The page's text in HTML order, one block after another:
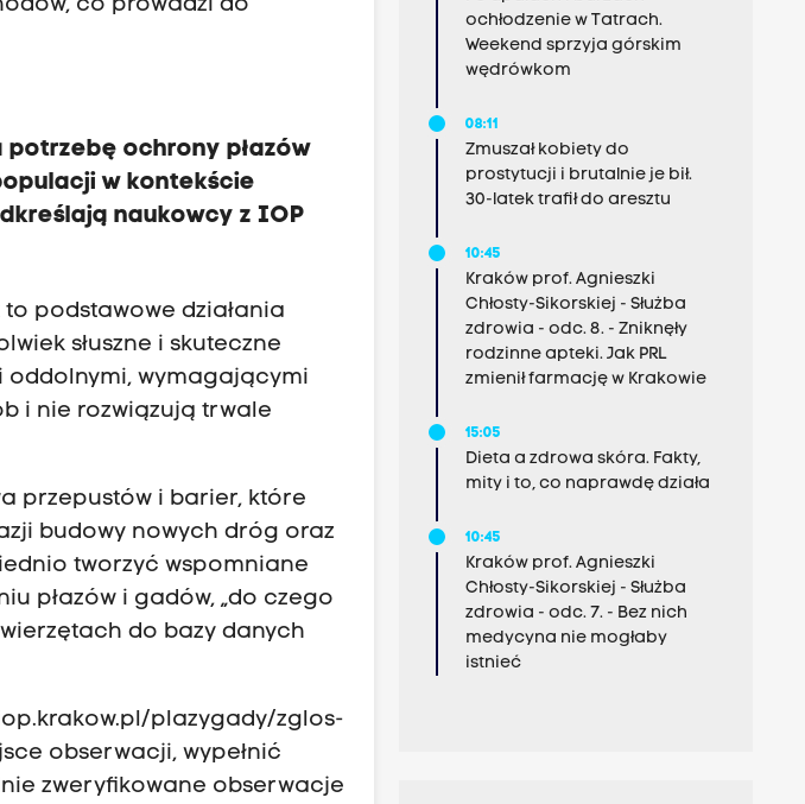
co prowadzi do
potrzebę ochrony płazów
w kontekście
naukowcy z IOP
podstawowe działania
słuszne i skuteczne
oddolnymi, wymagającymi
i nie rozwiązują trwale
przepustów i barier, które
budowy nowych dróg oraz
tworzyć wspomniane
płazów i gadów, „do czego
do bazy danych
plazygady/zglos-
obserwacji, wypełnić
zweryfikowane obserwacje
ochłodzenie w Tatrach.
Weekend sprzyja górskim
wędrówkom
08:11
Zmuszał kobiety do
prostytucji i brutalnie je bił.
30-latek trafił do aresztu
10:45
Kraków prof. Agnieszki
Chłosty-Sikorskiej - Służba
zdrowia - odc. 8. - Zniknęły
rodzinne apteki. Jak PRL
zmienił farmację w Krakowie
15:05
Dieta a zdrowa skóra. Fakty,
mity i to, co naprawdę działa
10:45
Kraków prof. Agnieszki
Chłosty-Sikorskiej - Służba
zdrowia - odc. 7. - Bez nich
medycyna nie mogłaby
istnieć